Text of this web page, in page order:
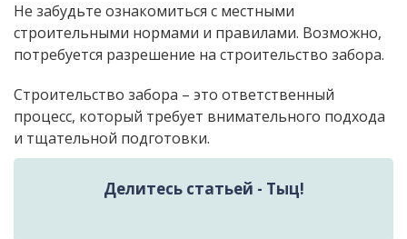
Не забудьте ознакомиться с местными
строительными нормами и правилами. Возможно,
потребуется разрешение на строительство забора.
Строительство забора – это ответственный
процесс, который требует внимательного подхода
и тщательной подготовки.
Делитесь статьей - Тыц!